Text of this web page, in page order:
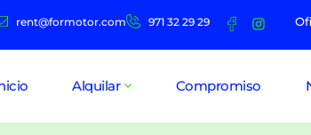
rent@formotor.com 971 32 29 29
Alquilar Compromiso